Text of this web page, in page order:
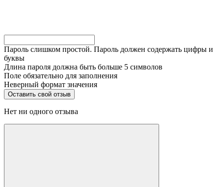
Пароль слишком простой. Пароль должен содержать цифры и
буквы
Длина пароля должна быть больше 5 символов
Поле обязательно для заполнения
Неверный формат значения
Нет ни одного отзыва